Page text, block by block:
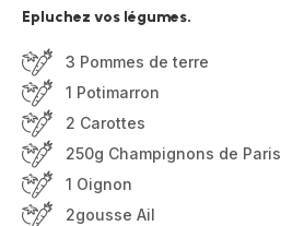
Epluchez vos légumes.
3 Pommes de terre
1 Potimarron
2 Carottes
250g Champignons de Paris
1 Oignon
2gousse Ail